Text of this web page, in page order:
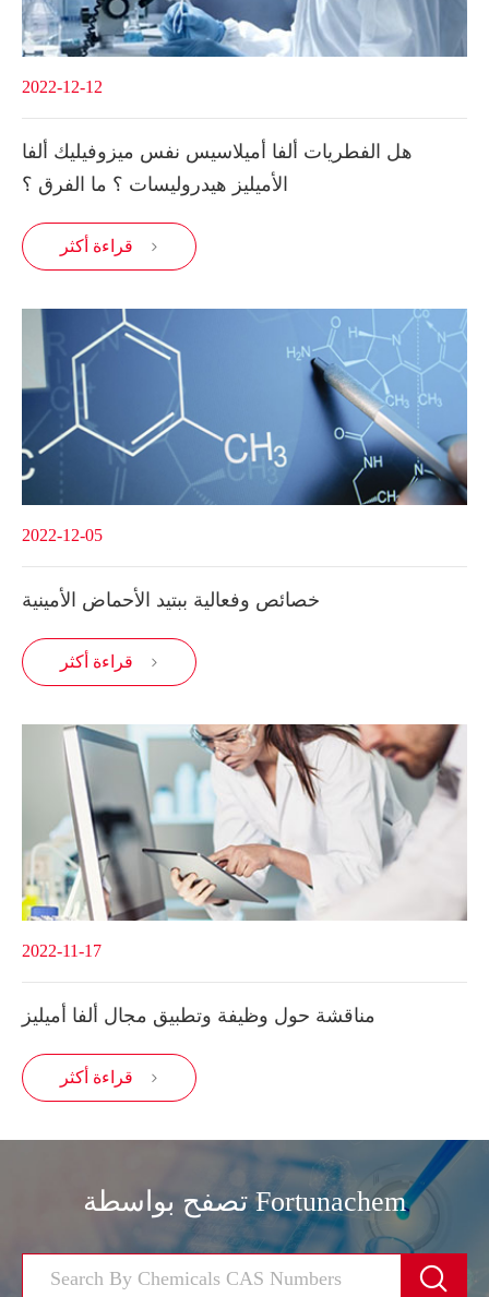
2022-12-12
هل الفطريات ألفا أميلاسيس نفس ميزوفيليك ألفا
الأميليز هيدروليسات ؟ ما الفرق ؟
قراءة أكثر 
2022-12-05
خصائص وفعالية ببتيد الأحماض الأمينية
قراءة أكثر 
2022-11-17
مناقشة حول وظيفة وتطبيق مجال ألفا أميليز
قراءة أكثر 
تصفح بواسطة Fortunachem
